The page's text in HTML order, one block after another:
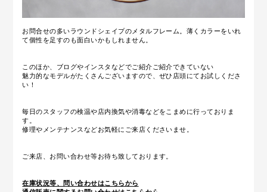
お問合せの多いラウンドシェイプのメタルフレーム。薄くカラーをいれ
て個性を足すのも面白いかもしれません。
このほか、ブログやインスタなどでご紹介ご紹介できていない
魅力的なモデルがたくさんございますので、ぜひ店頭にてお試しくださ
い！
毎日のスタッフの検温や店内換気や消毒などをこまめに行っておりま
す。
修理やメンテナンスなどお気軽にご来店くださいませ。
ご来店、お問い合わせ等お待ち致しております。
在庫状況等、問い合わせはこちらから